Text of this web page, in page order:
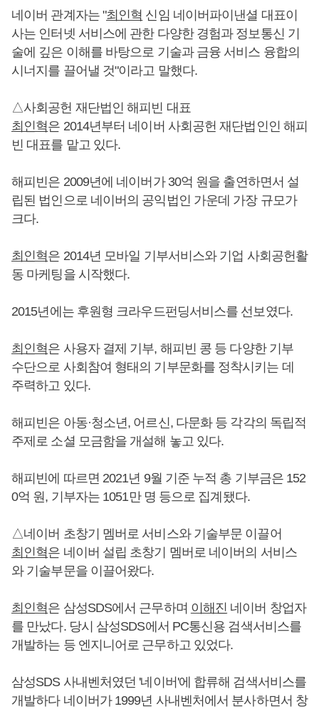
네이버 관계자는 "최인혁 신임 네이버파이낸셜 대표이
사는 인터넷 서비스에 관한 다양한 경험과 정보통신 기
술에 깊은 이해를 바탕으로 기술과 금융 서비스 융합의
시너지를 끌어낼 것"이라고 말했다.
△사회공헌 재단법인 해피빈 대표
최인혁은 2014년부터 네이버 사회공헌 재단법인인 해피
빈 대표를 맡고 있다.
해피빈은 2009년에 네이버가 30억 원을 출연하면서 설
립된 법인으로 네이버의 공익법인 가운데 가장 규모가
크다.
최인혁은 2014년 모바일 기부서비스와 기업 사회공헌활
동 마케팅을 시작했다.
2015년에는 후원형 크라우드펀딩서비스를 선보였다.
최인혁은 사용자 결제 기부, 해피빈 콩 등 다양한 기부
수단으로 사회참여 형태의 기부문화를 정착시키는 데
주력하고 있다.
해피빈은 아동·청소년, 어르신, 다문화 등 각각의 독립적
주제로 소셜 모금함을 개설해 놓고 있다.
해피빈에 따르면 2021년 9월 기준 누적 총 기부금은 152
0억 원, 기부자는 1051만 명 등으로 집계됐다.
△네이버 초창기 멤버로 서비스와 기술부문 이끌어
최인혁은 네이버 설립 초창기 멤버로 네이버의 서비스
와 기술부문을 이끌어왔다.
최인혁은 삼성SDS에서 근무하며 이해진 네이버 창업자
를 만났다. 당시 삼성SDS에서 PC통신용 검색서비스를
개발하는 등 엔지니어로 근무하고 있었다.
삼성SDS 사내벤처였던 '네이버'에 합류해 검색서비스를
개발하다 네이버가 1999년 사내벤처에서 분사하면서 창